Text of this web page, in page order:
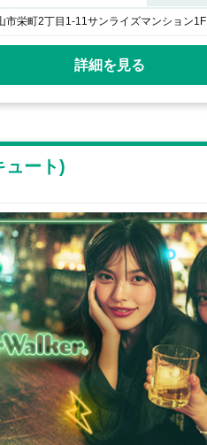
市栄町2丁目1-11サンライズマンション1F
詳細を見る
ュート)